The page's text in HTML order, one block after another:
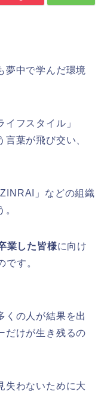
夢中で学んだ環境
フスタイル」
言葉が飛び交い、
」などの組織
業した皆様に向け
です。
くの人が結果を出
だけが生き残るの
失わないために大